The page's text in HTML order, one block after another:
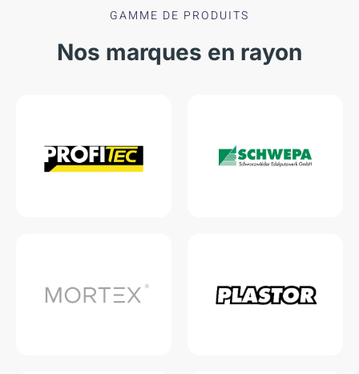
GAMME DE PRODUITS
Nos marques en rayon